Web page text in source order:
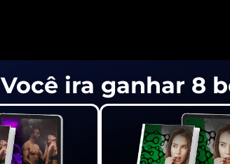
Você ira ganhar 8